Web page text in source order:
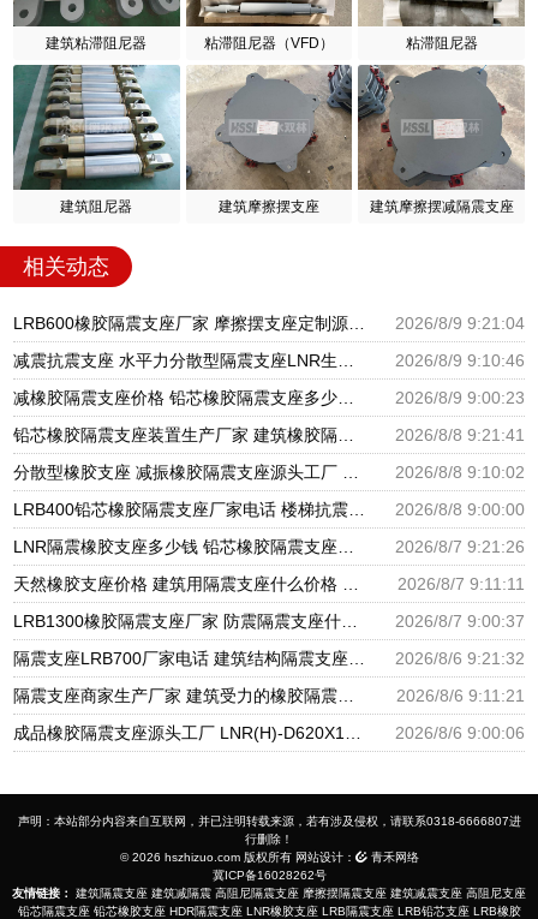
建筑粘滞阻尼器 粘滞阻尼器（VFD） 粘滞阻尼器
建筑阻尼器 建筑摩擦摆支座 建筑摩擦摆减隔震支座
相关动态
2026/8/9 9:21:04
2026/8/9 9:10:46
2026/8/9 9:00:23
2026/8/8 9:21:41
2026/8/8 9:10:02
2026/8/8 9:00:00
2026/8/7 9:21:26
2026/8/7 9:11:11
2026/8/7 9:00:37
2026/8/6 9:21:32
2026/8/6 9:11:21
2026/8/6 9:00:06
声明：本站部分内容来自互联网，并已注明转载来源，若有涉及侵权，请联系0318-6666807进
行删除！
© 2026 hszhizuo.com 版权所有 网站设计：
青禾网络
冀ICP备16028262号
友情链接：
建筑隔震支座 建筑减隔震 高阻尼隔震支座 摩擦摆隔震支座 建筑减震支座 高阻尼支座
铅芯隔震支座 铅芯橡胶支座 HDR隔震支座 LNR橡胶支座 LRB隔震支座 LRB铅芯支座 LRB橡胶